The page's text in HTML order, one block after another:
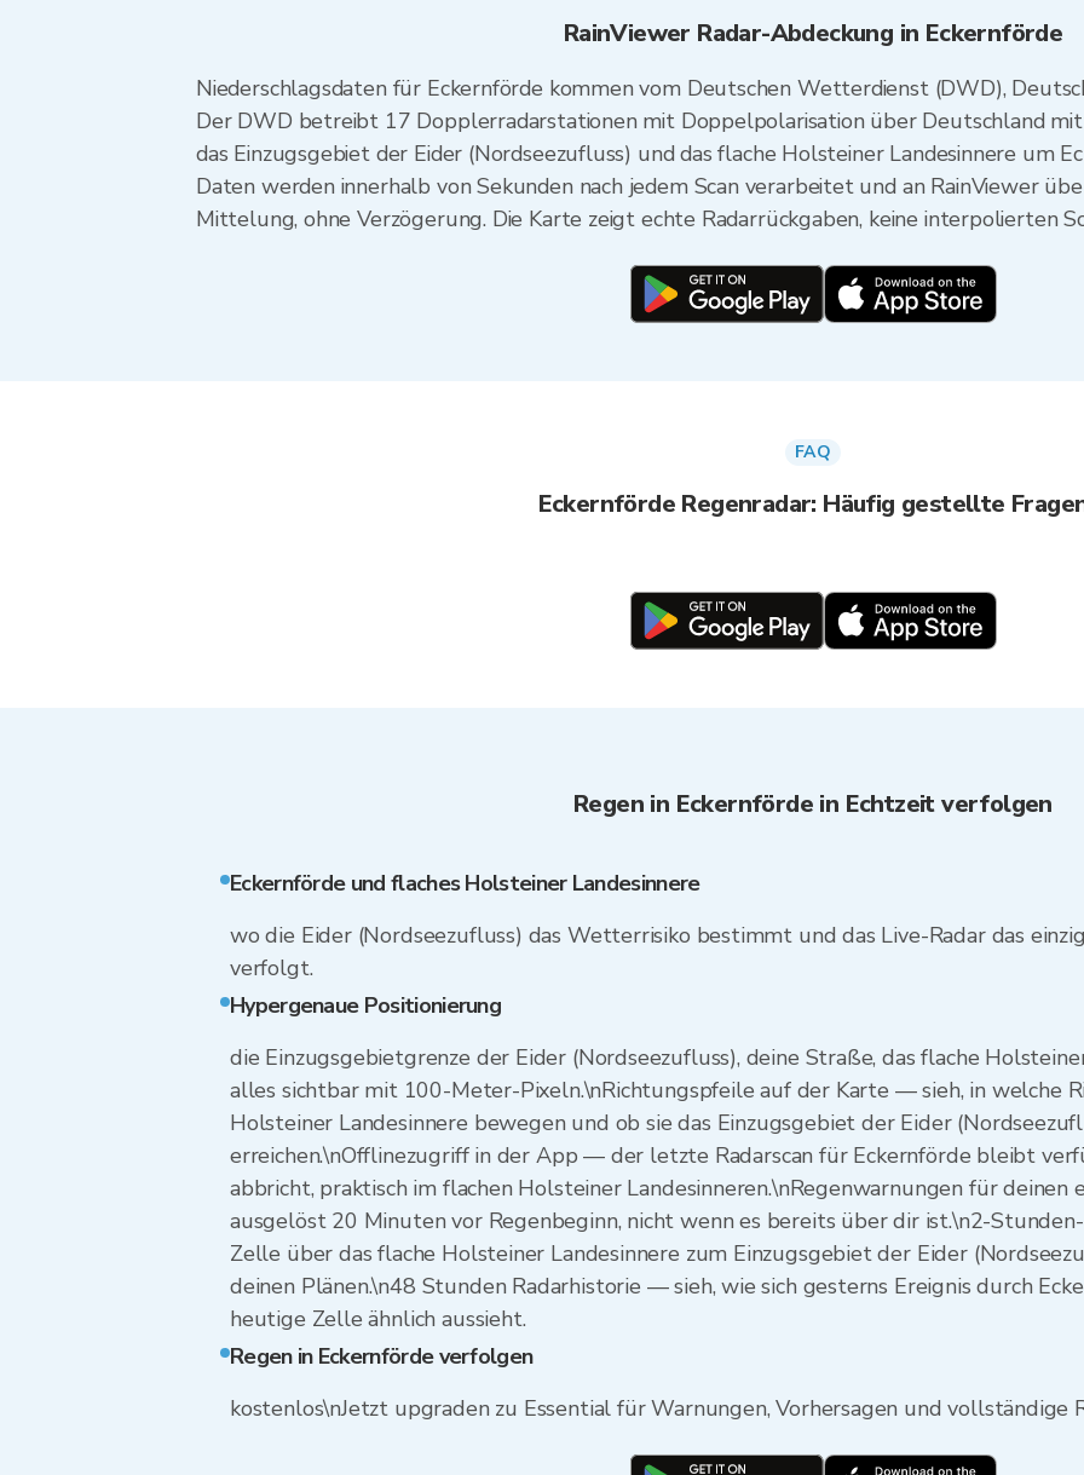
RainViewer Radar-Abdeckung in Eckernförde
Niederschlagsdaten für Eckernförde kommen vom Deutschen Wetterdienst (DWD),
Der DWD betreibt 17 Dopplerradarstationen mit Doppelpolarisation über Deutschland
das Einzugsgebiet der Eider (Nordseezufluss) und das flache Holsteiner Landesinnere um
Daten werden innerhalb von Sekunden nach jedem Scan verarbeitet und an RainViewer
Mittelung, ohne Verzögerung. Die Karte zeigt echte Radarrückgaben, keine interpolierten
FAQ
Eckernförde Regenradar: Häufig gestellte
Regen in Eckernförde in Echtzeit verfolgen
Eckernförde und flaches Holsteiner Landesinnere
wo die Eider (Nordseezufluss) das Wetterrisiko bestimmt und das Live-Radar das
verfolgt.
Hypergenaue Positionierung
die Einzugsgebietgrenze der Eider (Nordseezufluss), deine Straße, das flache
alles sichtbar mit 100-Meter-Pixeln.\nRichtungspfeile auf der Karte — sieh, in welche
Holsteiner Landesinnere bewegen und ob sie das Einzugsgebiet der Eider
erreichen.\nOfflinezugriff in der App — der letzte Radarscan für Eckernförde bleibt
abbricht, praktisch im flachen Holsteiner Landesinneren.\nRegenwarnungen für
ausgelöst 20 Minuten vor Regenbeginn, nicht wenn es bereits über dir ist.\n2-
Zelle über das flache Holsteiner Landesinnere zum Einzugsgebiet der Eider
deinen Plänen.\n48 Stunden Radarhistorie — sieh, wie sich gesterns Ereignis durch
heutige Zelle ähnlich aussieht.
Regen in Eckernförde verfolgen
kostenlos\nJetzt upgraden zu Essential für Warnungen, Vorhersagen und vollständige